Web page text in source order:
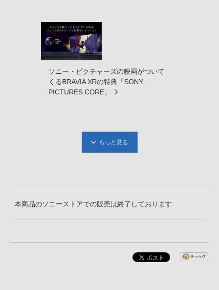
ソニー・ピクチャーズの映画がついて
くるBRAVIA XRの特典「SONY
PICTURES CORE」
もっと見る
本商品のソニーストアでの販売は終了しております